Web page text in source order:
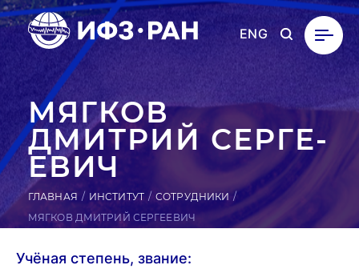
ENG
МЯГКОВ
ДМИТРИЙ СЕР­ГЕ­
ЕВИЧ
ГЛАВНАЯ ИНСТИТУТ
СОТРУДНИКИ
МЯГКОВ ДМИТРИЙ СЕРГЕЕВИЧ
Учёная степень, звание: